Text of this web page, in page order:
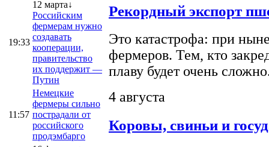
19:33
12 марта↓
Российским
фермерам нужно
создавать
кооперации,
правительство
их поддержит —
Путин
11:57
Немецкие
фермеры сильно
пострадали от
российского
продэмбарго
Рекордный экспорт
Это катастрофа: при
фермеров. Тем, кто
плаву будет очень
4 августа
Коровы, свиньи и